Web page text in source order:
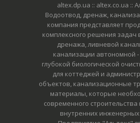
altex.dp.ua :: altex.co.ua ::
Водоотвод, дренаж,
компания представляет
комплексного решения задач
дренажа, ливневой
канализации автономной
глубокой биологической
для коттеджей и
объектов, канализационные
материалы, которые
современного
внутренних инженерных